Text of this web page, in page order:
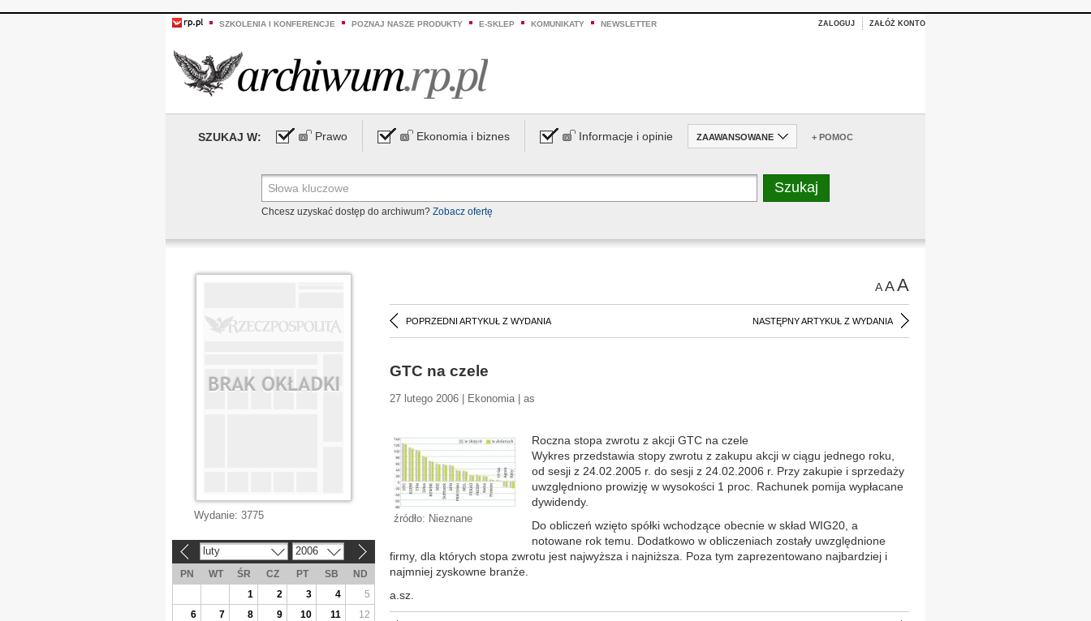
SZKOLENIA I KONFERENCJE POZNAJ NASZE PRODUKTY E-SKLEP KOMUNIKATY NEWSLETTER ZALOGUJ ZAŁÓŻ KONTO
SZUKAJ W: Prawo Ekonomia i biznes Informacje i opinie ZAAWANSOWANE + POMOC
Chcesz uzyskać dostęp do archiwum? Zobacz ofertę
AAA
POPRZEDNI ARTYKUŁ Z WYDANIA NASTĘPNY ARTYKUŁ Z WYDANIA
GTC na czele
27 lutego 2006 | Ekonomia | as
źródło: Nieznane
Roczna stopa zwrotu z akcji GTC na czele
Wykres przedstawia stopy zwrotu z zakupu akcji w ciągu jednego roku,
od sesji z 24.02.2005 r. do sesji z 24.02.2006 r. Przy zakupie i sprzedaży
uwzględniono prowizję w wysokości 1 proc. Rachunek pomija wypłacane
dywidendy.
Do obliczeń wzięto spółki wchodzące obecnie w skład WIG20, a
notowane rok temu. Dodatkowo w obliczeniach zostały uwzględnione
firmy, dla których stopa zwrotu jest najwyższa i najniższa. Poza tym zaprezentowano najbardziej i
najmniej zyskowne branże.
a.sz.
Wydanie: 3775
luty 2006
PN WT ŚR CZ PT SB
ND
1
2 3 4
5
6
7 8 9 10 11
12